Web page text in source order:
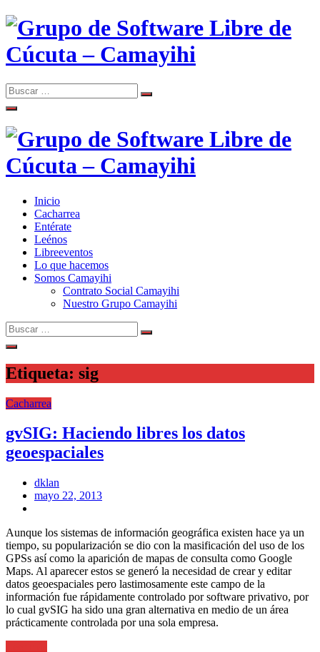
Skip
content
Grupo de Software Libre de
Cúcuta – Camayihi
Comunidad de Software Libre de Cúcuta
Search
for:
Search
Grupo de Software Libre de
Cúcuta – Camayihi
Comunidad de Software Libre de Cúcuta
Inicio
Cacharrea
Entérate
Leénos
Libreeventos
Lo que hacemos
Somos Camayihi
Contrato Social Camayihi
Nuestro Grupo Camayihi
Search
for:
Search
Etiqueta: sig
Cacharrea
gvSIG: Haciendo libres los datos
geoespaciales
dklan
Posted
mayo 22, 2013
Aunque los sistemas de información geográfica existen hace ya un
tiempo, su popularización se dio con la masificación del uso de los
GPSs así como la aparición de mapas de consulta como Google
Maps. Al aparecer estos se generó la necesidad de crear y editar
datos geoespaciales pero lastimosamente este campo de la
información fue rápidamente controlado por software privativo, por
lo cual gvSIG ha sido una gran alternativa en medio de un área
prácticamente controlada por una sola empresa.